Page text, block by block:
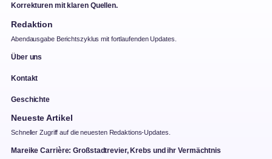
Korrekturen mit klaren Quellen.
Redaktion
Abendausgabe Berichtszyklus mit fortlaufenden Updates.
Über uns
Kontakt
Geschichte
Neueste Artikel
Schneller Zugriff auf die neuesten Redaktions-Updates.
Mareike Carrière: Großstadtrevier, Krebs und ihr Vermächtnis